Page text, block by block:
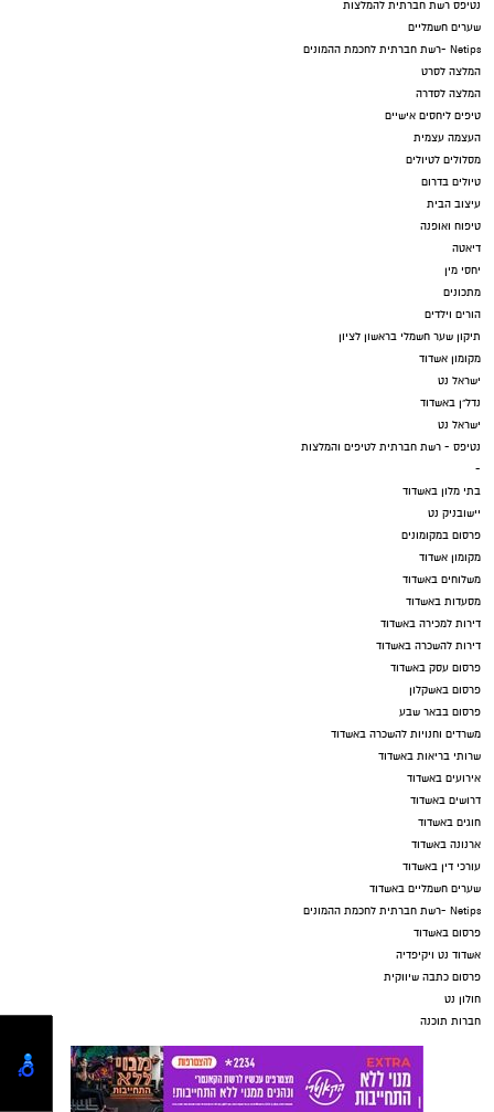
נטיפס רשת חברתית להמלצות
שערים חשמליים
Netips -רשת חברתית לחכמת ההמונים
המלצה לסרט
המלצה לסדרה
טיפים ליחסים אישיים
העצמה עצמית
מסלולים לטיולים
טיולים בדרום
עיצוב הבית
טיפוח ואופנה
דיאטה
יחסי מין
מתכונים
הורים וילדים
תיקון שער חשמלי בראשון לציון
מקומון אשדוד
ישראל נט
נדל"ן באשדוד
ישראל נט
נטיפס - רשת חברתית לטיפים והמלצות
-
בתי מלון באשדוד
יישובניק נט
פרסום במקומונים
מקומון אשדוד
משלוחים באשדוד
מסעדות באשדוד
דירות למכירה באשדוד
דירות להשכרה באשדוד
פרסום עסק באשדוד
פרסום באשקלון
פרסום בבאר שבע
משרדים וחנויות להשכרה באשדוד
שרותי בריאות באשדוד
אירועים באשדוד
דרושים באשדוד
חוגים באשדוד
ארנונה באשדוד
עורכי דין באשדוד
שערים חשמליים באשדוד
Netips -רשת חברתית לחכמת ההמונים
פרסום באשדוד
אשדוד נט ויקיפדיה
פרסום כתבה שיווקית
חולון נט
חברות תוכנה